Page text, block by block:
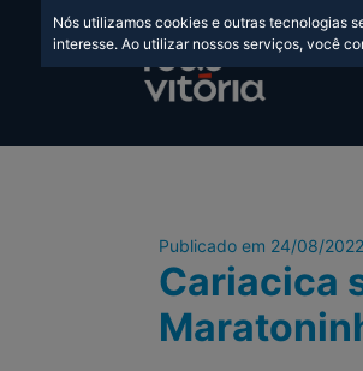
Nós utilizamos cookies e outras tecnologias
interesse. Ao utilizar nossos serviços, você
Publicado em 24/08/2022
Cariacica